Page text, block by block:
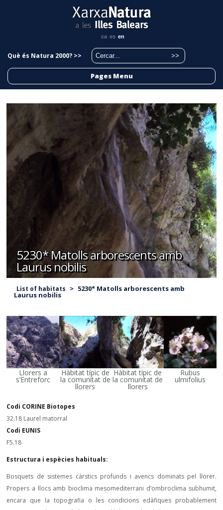
ca es en
Què és Natura 2000? >>
Pages Menu
5230* Matolls arborescents amb
Laurus nobilis
List of habitats > 5230* Matolls arborescents amb
Laurus nobilis
Llorers a
s’Entreforc
Hàbitat típic de
la comunitat de
llorers
Hàbitat típic de
la comunitat de
llorers
Rubus
ulmifolius
Codi CORINE Biotopes
32.18 Laurel matorral
Codi EUNIS
F5.18
Estructura i espècies habituals:
Bosquets de sistemes càrstics profunds i avencs dominats pel llorer.
Propers a llocs amb bioclima mesomediterrani d’ombroclima subhumit,
encara que la topografia o les condicions edàfiques probablement